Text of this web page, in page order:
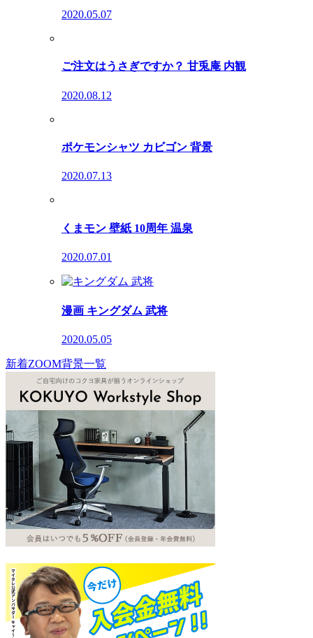
2020.05.07
ご注文はうさぎですか？ 甘兎庵 内観
2020.08.12
ポケモンシャツ カビゴン 背景
2020.07.13
くまモン 壁紙 10周年 温泉
2020.07.01
漫画 キングダム 武将
2020.05.05
新着ZOOM背景一覧